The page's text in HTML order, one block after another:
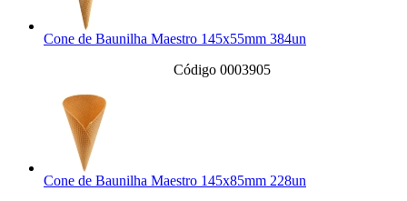
Cone de Baunilha Maestro 145x55mm 384un
Código 0003905
Cone de Baunilha Maestro 145x85mm 228un